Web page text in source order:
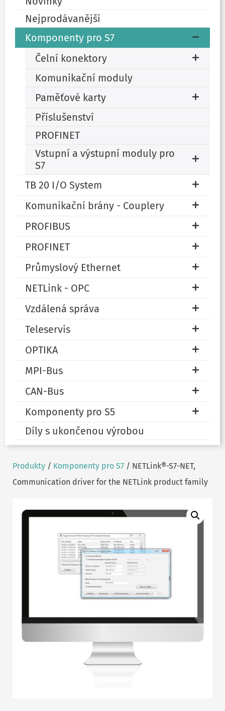
Nejprodávanější
Komponenty pro S7
Čelní konektory
Komunikační moduly
Paměťové karty
Příslušenství
PROFINET
Vstupní a výstupní moduly pro
S7
TB 20 I/O System
Komunikační brány - Couplery
PROFIBUS
PROFINET
Průmyslový Ethernet
NETLink - OPC
Vzdálená správa
Teleservis
OPTIKA
MPI-Bus
CAN-Bus
Komponenty pro S5
Díly s ukončenou výrobou
Produkty / Komponenty pro S7 / NETLink®-S7-NET,
Communication driver for the NETLink product family